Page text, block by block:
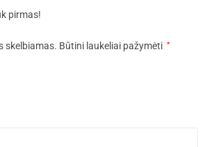
pirmas!
skelbiamas. Būtini laukeliai pažymėti *